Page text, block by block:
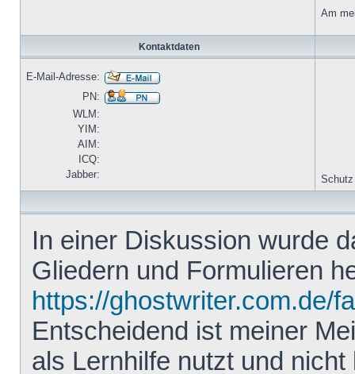
Am
Kontaktdaten
E-Mail-Adresse:
PN:
WLM:
YIM:
AIM:
ICQ:
Jabber:
Schutz
In einer Diskussion wurde
Gliedern und Formulieren
https://ghostwriter.com.de/
Entscheidend ist meiner
als Lernhilfe nutzt und